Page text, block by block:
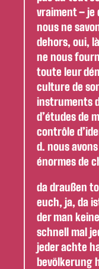
vraiment – je
nous ne
dehors, oui,
ne nous
toute leur
culture de
instruments
d’études de
contrôle
d. nous
énormes de
da draußen
euch, ja, da
der man
schnell mal
jeder achte
bevölkerung